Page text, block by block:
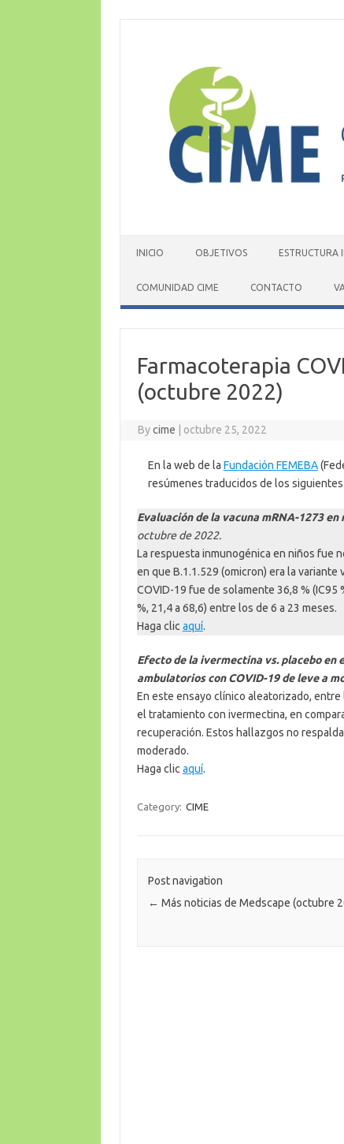
INICIO OBJETIVOS ESTRUCTURA
COMUNIDAD CIME CONTACTO
Farmacoterapia
(octubre 2022)
Bycime octubre 25, 2022
En la web de la Fundación FEMEBA
resúmenes traducidos de los
Evaluación de la vacuna mRNA-1273 en
octubre de 2022.
La respuesta inmunogénica en niños fue
en que B.1.1.529 (omicron) era la
COVID-19 fue de solamente 36,8 % (IC95
%, 21,4 a 68,6) entre los de 6 a 23 meses.
Haga clic aquí.
Efecto de la ivermectina vs. placebo en
ambulatorios con COVID-19 de leve a
En este ensayo clínico aleatorizado,
el tratamiento con ivermectina, en
recuperación. Estos hallazgos no
moderado.
Haga clic aquí.
Category: CIME
Post navigation
← Más noticias de Medscape (octubre